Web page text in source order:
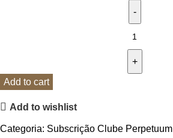
Add to cart
Add to wishlist
Categoria: Subscrição Clube Perpetuum